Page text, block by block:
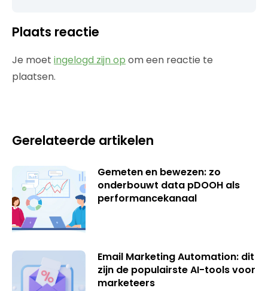
Plaats reactie
Je moet ingelogd zijn op om een reactie te
plaatsen.
Gerelateerde artikelen
Gemeten en bewezen: zo
onderbouwt data pDOOH als
performancekanaal
Email Marketing Automation: dit
zijn de populairste AI-tools voor
marketeers